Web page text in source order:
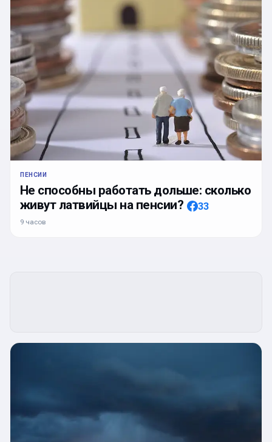
ПЕНСИИ
Не способны работать дольше: сколько
живут латвийцы на пенсии?
33
9 часов